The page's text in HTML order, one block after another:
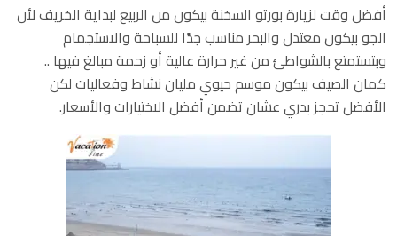
أفضل وقت لزيارة بورتو السخنة بيكون من الربيع لبداية الخريف لأن
الجو بيكون معتدل والبحر مناسب جدًا للسباحة والاستجمام
وبتستمتع بالشواطئ من غير حرارة عالية أو زحمة مبالغ فيها ..
كمان الصيف بيكون موسم حيوي مليان نشاط وفعاليات لكن
الأفضل تحجز بدري عشان تضمن أفضل الاختيارات والأسعار.